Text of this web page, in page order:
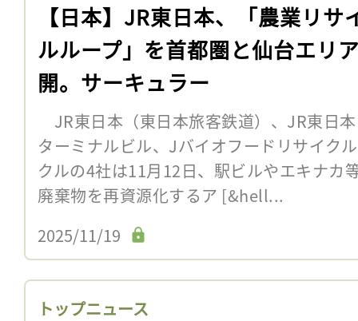
【日本】JR東日本、「農業リサ
ルループ」を首都圏と仙台エリ
開。サーキュラー
JR東日本（東日本旅客鉄道）、JR東日
ターミナルビル、Jバイオフードリサイク
クルの4社は11月12日、駅ビルやエキナカ
廃棄物を再資源化するア [&hell...
2025/11/19
トップニュース